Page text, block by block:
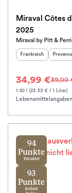
Miraval Côtes
2025
Miraval by Pitt &
Herkunftsland
Frankreich
34,99 €39,00
1.50 l (23.33 € / 1 Liter)
Lebensmittelangaben
Leider
Zur Zeit nicht
94
Punkte
Decanter
93
Punkte
Robert